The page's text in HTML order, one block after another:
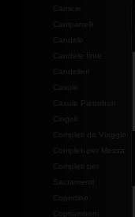
Camicie
Campanelli
Candele
Candele finte
Candelieri
Casule
Casule Pietrobon
Cingoli
Completi da Viaggio
Completi per Messa
Completi per
Sacramenti
Copertine
Copriamboni